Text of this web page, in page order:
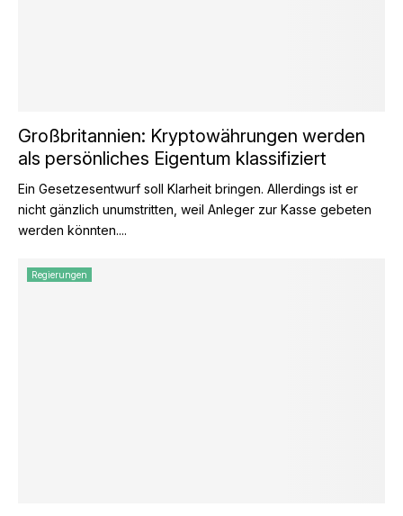
Großbritannien: Kryptowährungen werden
als persönliches Eigentum klassifiziert
Ein Gesetzesentwurf soll Klarheit bringen. Allerdings ist er
nicht gänzlich unumstritten, weil Anleger zur Kasse gebeten
werden könnten....
Regierungen